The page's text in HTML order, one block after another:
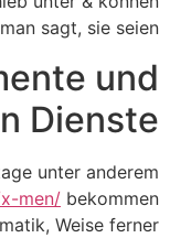
sagt, sie seien.
und
Dienste
unter anderem
men/ bekommen
Weise ferner